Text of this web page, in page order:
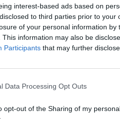
interest-based ads based on
to third parties prior to
of your personal information by
This information may also be
Participants that may further
Data Processing Opt Outs
opt-out of the Sharing of my